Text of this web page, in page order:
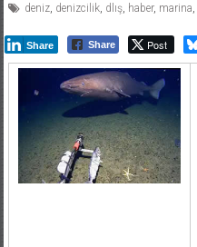
deniz, denizcilik, dlış, haber, marina,
Share Share Post